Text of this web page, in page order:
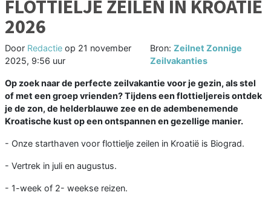
FLOTTIELJE ZEILEN IN KROATIË
2026
Door Redactie op 21 november
2025, 9:56 uur
Bron:Zeilnet Zonnige
Zeilvakanties
Op zoek naar de perfecte zeilvakantie voor je gezin, als stel
of met een groep vrienden? Tijdens een flottieljereis ontdek
je de zon, de helderblauwe zee en de adembenemende
Kroatische kust op een ontspannen en gezellige manier.
- Onze starthaven voor flottielje zeilen in Kroatië is Biograd.
- Vertrek in juli en augustus.
- 1-week of 2- weekse reizen.